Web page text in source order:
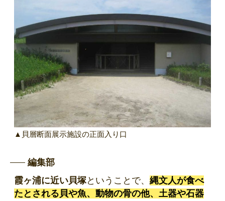
▲貝層断面展示施設の正面入り口
編集部
霞ヶ浦に近い貝塚ということで、 縄文人が食べ
たとされる貝や魚、動物の骨の他、土器や石器